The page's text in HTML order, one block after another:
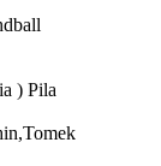
) Pila